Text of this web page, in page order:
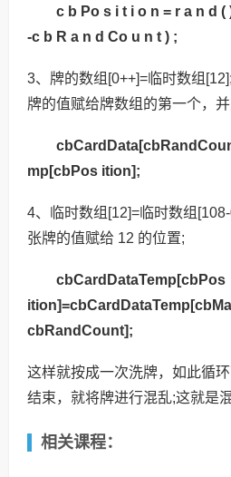
c b Po s i t i o n = r a n d (
-c b R a n d Co u n t ) ;
3、牌的数组[0++]=临时数组
牌的值赋给牌数组的第一个，
mp[cbPos ition];
4、临时数组[12]=临时数组
张牌的值赋给 12 的位置;
cbCardDataTemp[cbPos
cbRandCount];
这样就按成一次洗牌，如此循
结束，就将牌进行混乱;这就是
相关课程：